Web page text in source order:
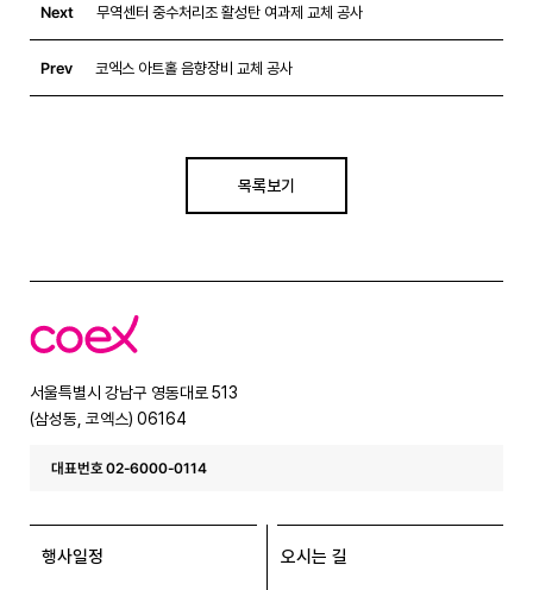
Next 무역센터 중수처리조 활성탄 여과제 교체 공사
Prev 코엑스 아트홀 음향장비 교체 공사
목록보기
코
엑
서울특별시 강남구 영동대로 513
(삼성동, 코엑스) 06164
대표번호 02-6000-0114
행사일정 오시는 길